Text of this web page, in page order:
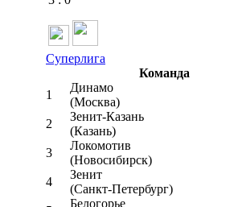
Суперлига
Команда
1
Динамо
(Москва)
2
Зенит-Казань
(Казань)
3
Локомотив
(Новосибирск)
4
Зенит
(Санкт-Петербург)
Белогорье